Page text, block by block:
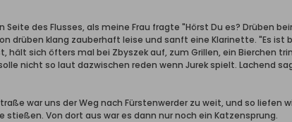
Seite des Flusses, als meine Frau fragte "Hörst Du es? Drüben
drüben klang zauberhaft leise und sanft eine Klarinette. "Es ist
sich öfters mal bei Zbyszek auf, zum Grillen, ein Bierchen
nicht so laut dazwischen reden wenn Jurek spielt. Lachend
war uns der Weg nach Fürstenwerder zu weit, und so liefen
Von dort aus war es dann nur noch ein Katzensprung.